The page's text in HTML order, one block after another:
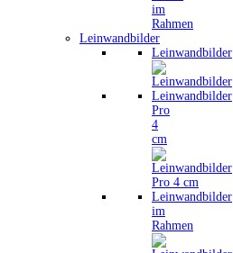
Leinwandbilder
Leinwandbilder
Leinwandbilder
Pro
4
cm
Leinwandbilder
im
Rahmen